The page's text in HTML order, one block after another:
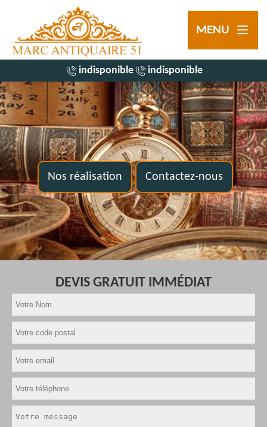
MENU
indisponible indisponible
Nos réalisation Contactez-nous
DEVIS GRATUIT IMMÉDIAT